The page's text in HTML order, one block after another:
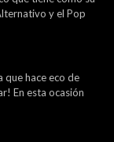
y el Pop
que hace eco de
En esta ocasión